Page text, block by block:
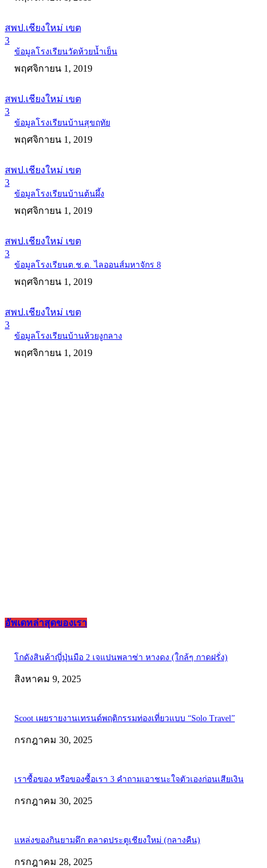
สพป.เชียงใหม่ เขต
3
ข้อมูลโรงเรียนวัดห้วยน้ำเย็น
พฤศจิกายน 1, 2019
สพป.เชียงใหม่ เขต
3
ข้อมูลโรงเรียนบ้านสุขฤทัย
พฤศจิกายน 1, 2019
สพป.เชียงใหม่ เขต
3
ข้อมูลโรงเรียนบ้านต้นผึ้ง
พฤศจิกายน 1, 2019
สพป.เชียงใหม่ เขต
3
ข้อมูลโรงเรียนต.ช.ด. ไลออนส์มหาจักร 8
พฤศจิกายน 1, 2019
สพป.เชียงใหม่ เขต
3
ข้อมูลโรงเรียนบ้านห้วยงูกลาง
พฤศจิกายน 1, 2019
อัพเดทล่าสุดของเรา
โกดังสินค้าญี่ปุ่นมือ 2 เจแปนพลาซ่า หางดง (ใกล้ๆ กาดฝรั่ง)
สิงหาคม 9, 2025
Scoot เผยรายงานเทรนด์พฤติกรรมท่องเที่ยวแบบ “Solo Travel”
กรกฎาคม 30, 2025
เราซื้อของ หรือของซื้อเรา 3 คำถามเอาชนะใจตัวเองก่อนเสียเงิน
กรกฎาคม 30, 2025
แหล่งของกินยามดึก ตลาดประตูเชียงใหม่ (กลางคืน)
กรกฎาคม 28, 2025